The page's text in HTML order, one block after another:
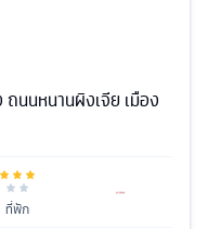
นนหนานผิงเจีย เมือง
ที่พัก